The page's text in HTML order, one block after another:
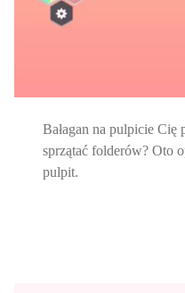
Bałagan na pulpicie Cię
sprzątać folderów? Oto
pulpit.